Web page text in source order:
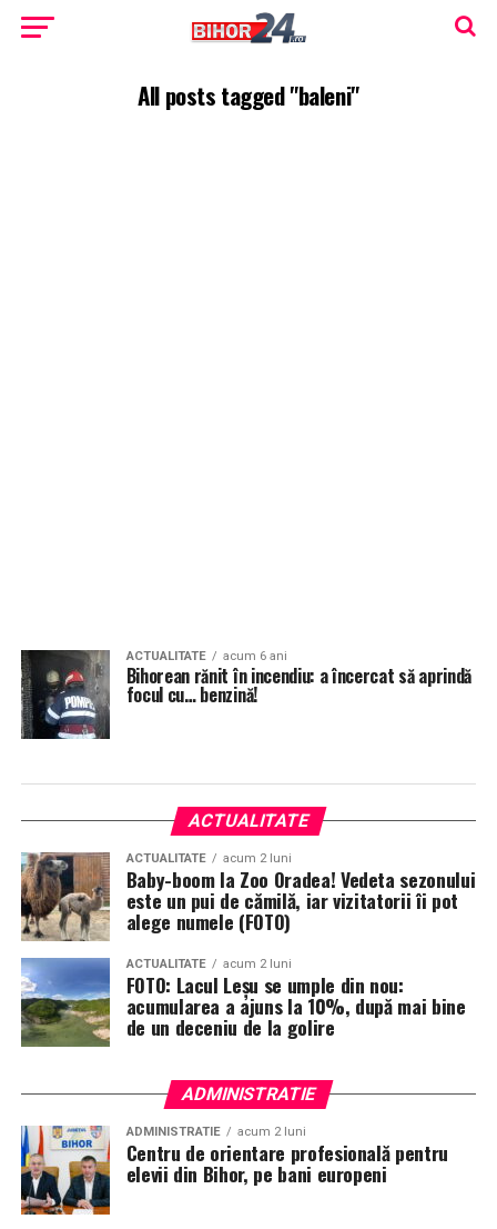
All posts tagged "baleni"
ACTUALITATE acum 6 ani
Bihorean rănit în incendiu: a încercat să aprindă
focul cu… benzină!
ACTUALITATE
ACTUALITATE acum 2 luni
Baby-boom la Zoo Oradea! Vedeta sezonului
este un pui de cămilă, iar vizitatorii îi pot
alege numele (FOTO)
ACTUALITATE acum 2 luni
FOTO: Lacul Leșu se umple din nou:
acumularea a ajuns la 10%, după mai bine
de un deceniu de la golire
ADMINISTRATIE
ADMINISTRATIE acum 2 luni
Centru de orientare profesională pentru
elevii din Bihor, pe bani europeni